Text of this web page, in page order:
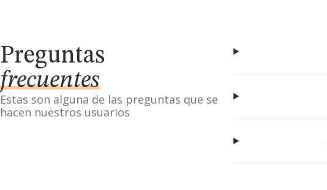
Preguntas
frecuentes
Estas son alguna de las preguntas que se
hacen nuestros usuarios